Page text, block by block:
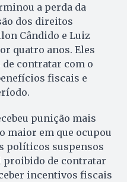
a perda da
dos direitos
Cândido e Luiz
quatro anos. Eles
contratar com o
fiscais e
punição mais
maior em que ocupou
políticos suspensos
proibido de contratar
incentivos fiscais